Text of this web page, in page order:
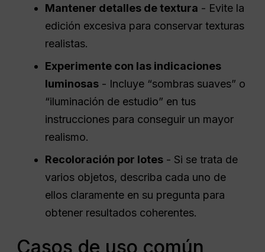
Mantener detalles de textura - Evite la
edición excesiva para conservar texturas
realistas.
Experimente con las indicaciones
luminosas - Incluye “sombras suaves” o
“iluminación de estudio” en tus
instrucciones para conseguir un mayor
realismo.
Recoloración por lotes - Si se trata de
varios objetos, describa cada uno de
ellos claramente en su pregunta para
obtener resultados coherentes.
Casos de uso común